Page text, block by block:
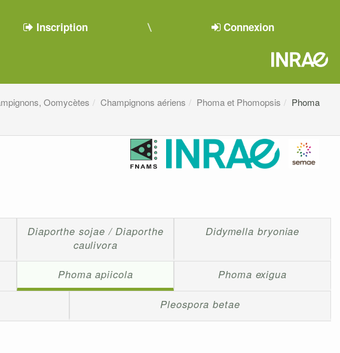
Inscription Connexion
Oomycètes Champignons aériens Phoma et Phomopsis
Phoma
Diaporthe sojae / Diaporthe
caulivora
Didymella bryoniae
Phoma apiicola Phoma exigua
Pleospora betae